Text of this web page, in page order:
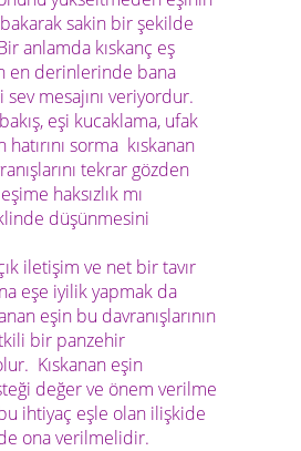
sakin bir şekilde
anlamda kıskanç eş
en derinlerinde bana
mesajını veriyordur.
eşi kucaklama, ufak
sorma kıskanan
tekrar gözden
haksızlık mı
düşünmesini
iletişim ve net bir tavır
eşe iyilik yapmak da
eşin bu davranışlarının
bir panzehir
Kıskanan eşin
değer ve önem verilme
ihtiyaç eşle olan ilişkide
ona verilmelidir.